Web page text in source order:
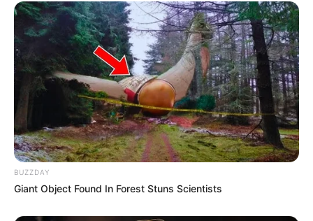
Kewarganegaraannya adalah Swedia.
TAGS ANNA NYSTROM FITNESS PERSONALITY MODEL
SELEBGRAM
SELEBRITI MANCANEGARA
BUZZDAY
Giant Object Found In Forest Stuns Scientists